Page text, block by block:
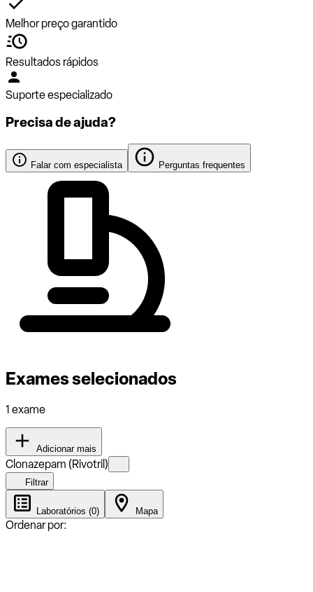
Melhor preço garantido
Resultados rápidos
Suporte especializado
Precisa de ajuda?
Falar com especialista Perguntas frequentes
Exames selecionados
1 exame
Adicionar mais
Clonazepam (Rivotril)
Filtrar
Laboratórios (0) Mapa
Ordenar por: